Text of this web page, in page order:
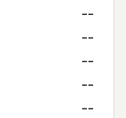
--
--
--
--
--